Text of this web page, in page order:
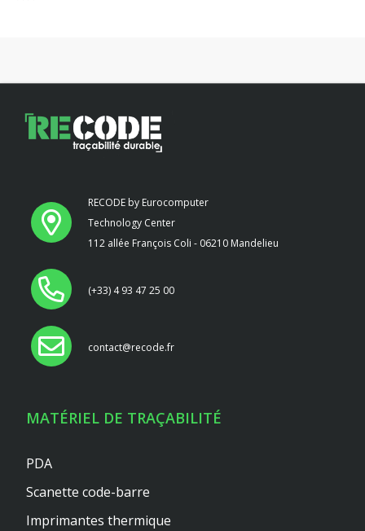
RECODE by Eurocomputer
Technology Center
112 allée François Coli - 06210 Mandelieu
(+33) 4 93 47 25 00
contact@recode.fr
MATÉRIEL DE TRAÇABILITÉ
PDA
Scanette code-barre
Imprimantes thermique